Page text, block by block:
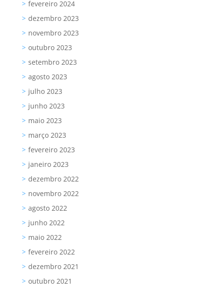
fevereiro 2024
dezembro 2023
novembro 2023
outubro 2023
setembro 2023
agosto 2023
julho 2023
junho 2023
maio 2023
março 2023
fevereiro 2023
janeiro 2023
dezembro 2022
novembro 2022
agosto 2022
junho 2022
maio 2022
fevereiro 2022
dezembro 2021
outubro 2021